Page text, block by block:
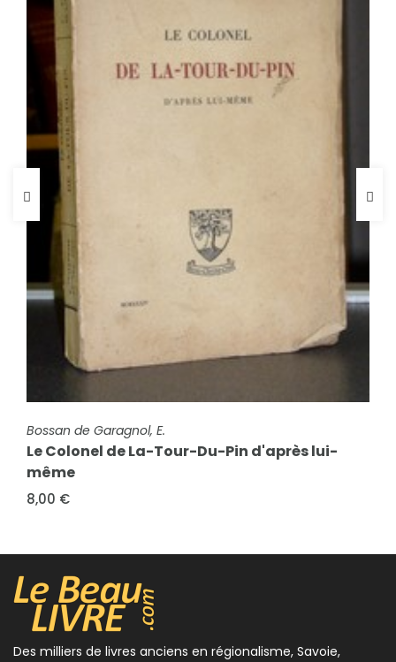
FICHE COMPLÈTE
Bossan de Garagnol, E.
Le Colonel de La-Tour-Du-Pin d'après lui-
même
8,00 €
Brillat-Savarin, Juge des gourmandises.
Biographie
5,00 €
Des milliers de livres anciens en régionalisme, Savoie,